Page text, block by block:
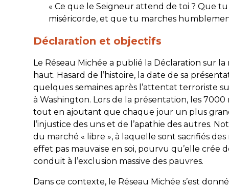
« Ce que le Seigneur attend de toi ? Que
miséricorde, et que tu marches
Déclaration et objectifs
Le Réseau Michée a publié la Déclaration sur
haut. Hasard de l’histoire, la date de sa
quelques semaines après l’attentat terroriste
à Washington. Lors de la présentation, les
tout en ajoutant que chaque jour un plus
l’injustice des uns et de l’apathie des autres.
du marché « libre », à laquelle sont sacrifiés
effet pas mauvaise en soi, pourvu qu’elle crée
conduit à l’exclusion massive des pauvres.
Dans ce contexte, le Réseau Michée s’est